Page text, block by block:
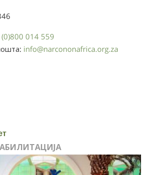
014 559
info@narcononafrica.org.za